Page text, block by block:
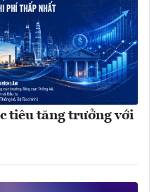
tiêu tăng trưởng với